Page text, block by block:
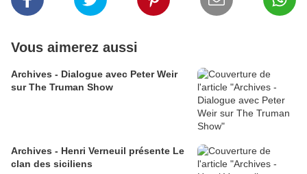
Vous aimerez aussi
Archives - Dialogue avec Peter Weir
sur The Truman Show
Archives - Henri Verneuil présente Le
clan des siciliens